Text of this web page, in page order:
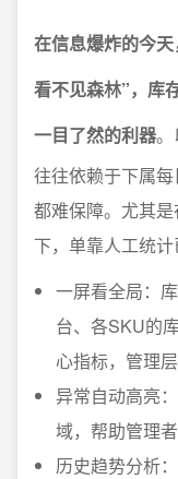
在信息爆炸的今天
看不见森林”，库
一目了然的利器。
往往依赖于下属
都难保障。尤其
下，单靠人工统计
一屏看全局：
台、各SKU的
心指标，管理
异常自动高亮
域，帮助管理
历史趋势分析